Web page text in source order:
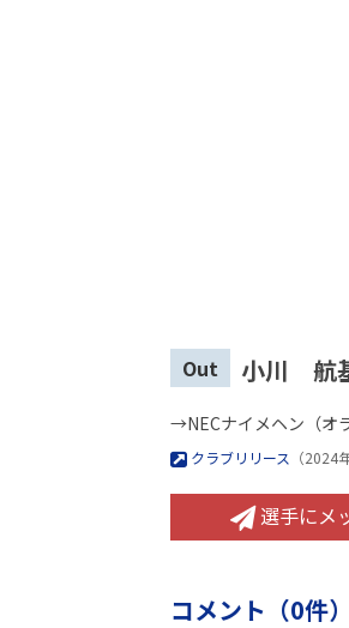
Out 小川 航
→NECナイメヘン（オ
クラブリリース （2024
選手にメ
コメント（0件）